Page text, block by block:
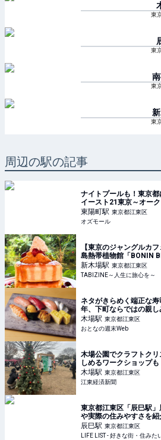
東
東
東
東
周辺の駅の記事
ナイトプールも！東京
イースト21東京～オー
ール - OZmall
東陽町駅 東京都江東区
オズモール
【東京のジャングルカ
島熱帯植物館「BONIN
間”を体験
新木場駅 東京都江東区
TABIZINE～人生に旅心を～
ネタがきらめく端正な
年、下町ならではの親
木場駅 東京都江東区
おとなの週末Web
木場公園でクラフトク
しめるワークショップも
木場駅 東京都江東区
江東経済新聞
東京都江東区「辰巳駅
や実際の住みやすさを
みたい街・私の街
辰巳駅 東京都江東区
LIFE LIST - 好きな街・住みた